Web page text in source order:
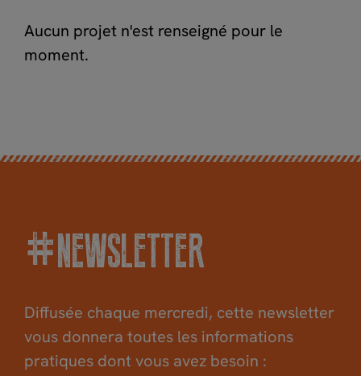
Aucun projet n'est renseigné pour le
moment.
#NEWSLETTER
Diffusée chaque mercredi, cette newsletter
vous donnera toutes les informations
pratiques dont vous avez besoin :